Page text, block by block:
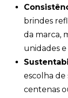
brindes
da marca,
unidades
escolha de
centenas